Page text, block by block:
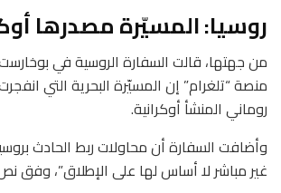
روسيا: المسيّرة مصدرها
من جهتها، قالت السفارة الروسية في
منصة “تلغرام” إن المسيّرة البحرية التي
روماني المنشأ أوكرانية.
وأضافت السفارة أن محاولات ربط الحادث
غير مباشر لا أساس لها على الإطلاق”، وفق نص